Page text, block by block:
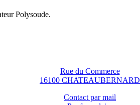
Polysoude.
Rue du Commerce
16100 CHATEAUBERNARD
Contact par mail